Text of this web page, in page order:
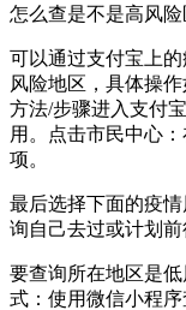
怎么查是不是高风
可以通过支付宝上
风险地区，具体操
方法/步骤进入支付
用。点击市民中心
项。
最后选择下面的疫
询自己去过或计划前
要查询所在地区是
式：使用微信小程